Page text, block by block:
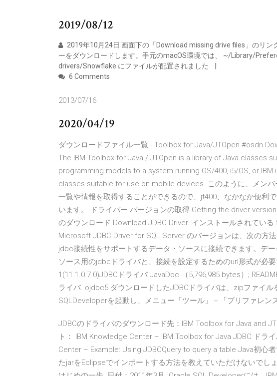
2019/08/12
2019年10月24日 画面下の「Download missing drive files」のリ
ーをダウンロードします。手元のmacOS環境では、 ~/Library/
drivers/Snowflake にファイルが配置されました
6 Comments
2013/07/16
2020/04/19
ダウンロードファイル一覧 - Toolbox for Java/JTOpen #osdn
The IBM Toolbox for Java / JTOpen is a library of Java classes
programming models to a system running OS/400, i5/OS, or
classes suitable for use on mobile devices. このように、メン
一覧や情報を取得することができるので、jt400、なかなか便利
います。 ドライバー バージョンの取得 Getting the driver
のダウンロード Download JDBC Driver. インストールされてい
Microsoft JDBC Driver for SQL Server のバージョンは、次の方
jdbc接続性をサポートするデータ・ソースに接続できます。デ
ソース用のjdbcドライバと、接続を設定するためのurl形式が必
1(11.1.0.7.0)JDBCドライバ JavaDoc （5,796,985 bytes）;
ライバ. ojdbc5 ダウンロードしたJDBCドライバは、zipファイ
SQLDeveloperを起動し、メニュー「ツール」－「プリファレン
JDBCのドライバのダウンロード先：IBM Toolbox for Java and
ト： IBM Knowledge Center – IBM Toolbox for Java JDBC ドラ
Center – Example: Using JDBCQuery to query a table Java初心
たjarをEclipseでインポートする方法を教えていただけないでし